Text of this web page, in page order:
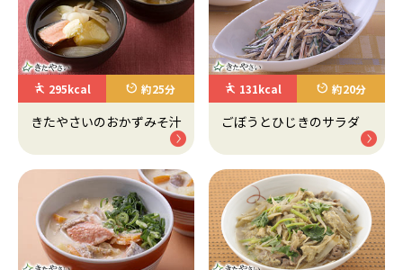
295kcal 約25分
きたやさいのおかずみそ汁
131kcal 約20分
ごぼうとひじきのサラダ